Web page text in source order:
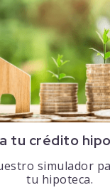
tu crédito
simulador
tu hipoteca.